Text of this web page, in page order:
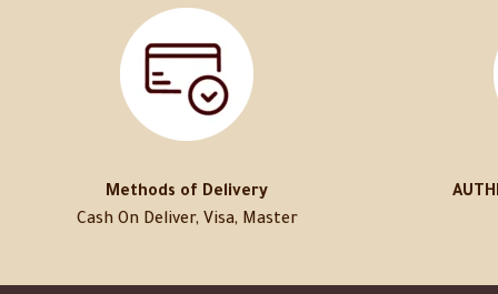
Methods of Delivery
Cash On Deliver, Visa, Master